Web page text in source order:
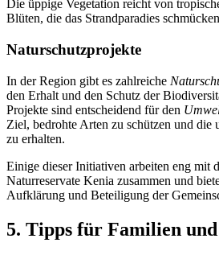
Die üppige Vegetation reicht von
Blüten, die das Strandparadies
Naturschutzprojekte
In der Region gibt es zahlreiche
den Erhalt und den Schutz der
Projekte sind entscheidend für den
Ziel, bedrohte Arten zu schützen und die
zu erhalten.
Einige dieser Initiativen arbeiten eng mit
Naturreservate Kenia zusammen und
Aufklärung und Beteiligung der
5. Tipps für Familien